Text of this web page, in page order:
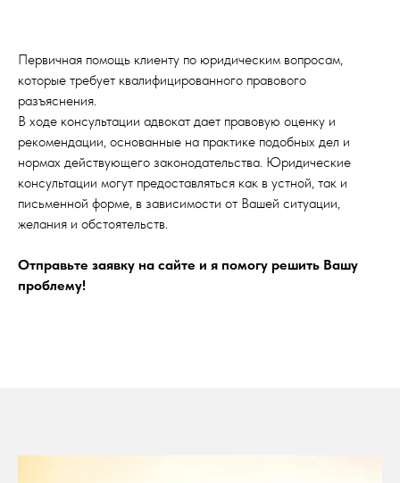
Первичная помощь клиенту по юридическим вопросам,
которые требует квалифицированного правового
разъяснения.
В ходе консультации адвокат дает правовую оценку и
рекомендации, основанные на практике подобных дел и
нормах действующего законодательства. Юридические
консультации могут предоставляться как в устной, так и
письменной форме, в зависимости от Вашей ситуации,
желания и обстоятельств.
Отправьте заявку на сайте и я помогу решить Вашу
проблему!